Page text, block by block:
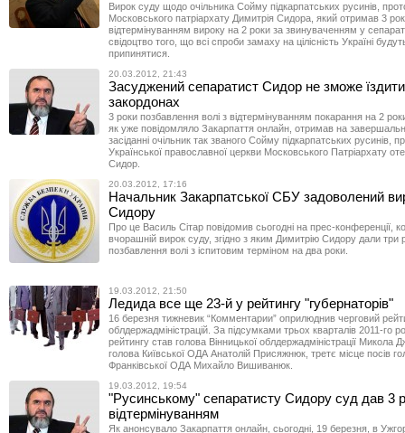
Вирок суду щодо очільника Сойму підкарпатських русинів,
Московського патріархату Димитрія Сидора, який отримав 3
відтермінуванням вироку на 2 роки за звинуваченням у
свідоцтво того, що всі спроби замаху на цілісність Україні
припинятися.
20.03.2012, 21:43
Засуджений сепаратист Сидор не зможе
закордонах
3 роки позбавлення волі з відтермінуванням покарання на 2
як уже повідомляло Закарпаття онлайн, отримав на
засіданні очільник так званого Сойму підкарпатських русинів,
Української православної церкви Московського Патріархату
Сидор.
20.03.2012, 17:16
Начальник Закарпатської СБУ задоволений
Сидору
Про це Василь Сітар повідомив сьогодні на прес-конференції,
вчорашній вирок суду, згідно з яким Димитрію Сидору дали три
позбавлення волі з іспитовим терміном на два роки.
19.03.2012, 21:50
Ледида все ще 23-й у рейтингу "губернаторів"
16 березня тижневик “Комментарии” оприлюднив черговий
облдержадміністрацій. За підсумками трьох кварталів 2011-го
рейтингу став голова Вінницької облдержадміністрації Микола
голова Київської ОДА Анатолій Присяжнюк, третє місце посів
Франківської ОДА Михайло Вишиванюк.
19.03.2012, 19:54
"Русинському" сепаратисту Сидору суд дав 3
відтермінуванням
Як анонсувало Закарпаття онлайн, сьогодні, 19 березня, в